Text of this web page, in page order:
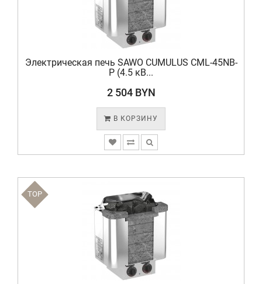
Электрическая печь SAWO CUMULUS CML-45NB-
P (4.5 кВ...
2 504 BYN
В КОРЗИНУ
TOP